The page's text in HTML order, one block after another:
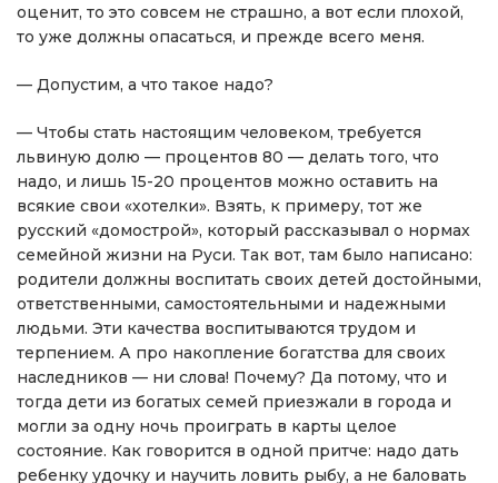
оценит, то это совсем не страшно, а вот если плохой,
то уже должны опасаться, и прежде всего меня.
— Допустим, а что такое надо?
— Чтобы стать настоящим человеком, требуется
львиную долю — процентов 80 — делать того, что
надо, и лишь 15-20 процентов можно оставить на
всякие свои «хотелки». Взять, к примеру, тот же
русский «домострой», который рассказывал о нормах
семейной жизни на Руси. Так вот, там было написано:
родители должны воспитать своих детей достойными,
ответственными, самостоятельными и надежными
людьми. Эти качества воспитываются трудом и
терпением. А про накопление богатства для своих
наследников — ни слова! Почему? Да потому, что и
тогда дети из богатых семей приезжали в города и
могли за одну ночь проиграть в карты целое
состояние. Как говорится в одной притче: надо дать
ребенку удочку и научить ловить рыбу, а не баловать